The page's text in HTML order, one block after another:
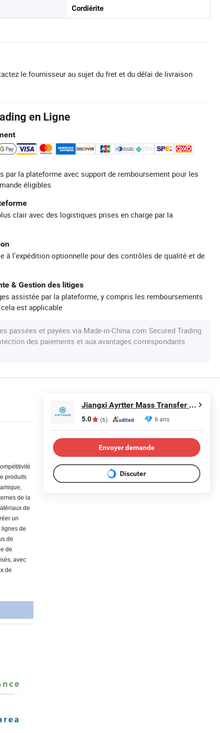
Cordiérite
le fournisseur au sujet du fret et du délai de livraison
en Ligne
par la plateforme avec support de remboursement pour les
éligibles
clair avec des logistiques prises en charge par la
à l'expédition optionnelle pour des contrôles de qualité et de
& Gestion des litiges
assistée par la plateforme, y compris les remboursements
est applicable
passées et payées via Made-in-China.com Secured Trading
des paiements et aux avantages correspondants
produits
de la
de
un
de
de
de
avec
de
Jiangxi Ayrtter Mass Transfer Technology Co., Ltd.
5.0 (6) 6 ans
Envoyer demande
Discuter